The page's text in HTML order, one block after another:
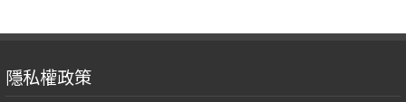
隱私權政策